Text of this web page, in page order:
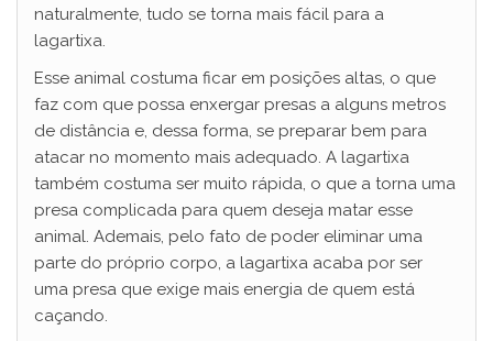
naturalmente, tudo se torna mais fácil para a
lagartixa.
Esse animal costuma ficar em posições altas, o que
faz com que possa enxergar presas a alguns metros
de distância e, dessa forma, se preparar bem para
atacar no momento mais adequado. A lagartixa
também costuma ser muito rápida, o que a torna uma
presa complicada para quem deseja matar esse
animal. Ademais, pelo fato de poder eliminar uma
parte do próprio corpo, a lagartixa acaba por ser
uma presa que exige mais energia de quem está
caçando.